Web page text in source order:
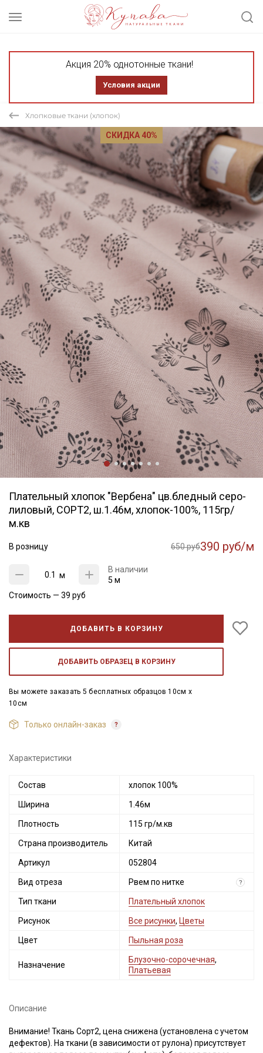
Акция 20% однотонные ткани!
Условия акции
Хлопковые ткани (хлопок)
СКИДКА 40%
Плательный хлопок "Вербена" цв.бледный серо-
лиловый, СОРТ2, ш.1.46м, хлопок-100%, 115гр/
м.кв
В розницу 650 руб390 руб/м
м
В наличии
5 м
Стоимость — 39 руб
ДОБАВИТЬ В КОРЗИНУ
ДОБАВИТЬ ОБРАЗЕЦ В КОРЗИНУ
Вы можете заказать 5 бесплатных образцов 10см x
10см
Только онлайн-заказ
Характеристики
Состав хлопок 100%
Ширина 1.46м
Плотность 115 гр/м.кв
Страна производитель Китай
Артикул 052804
Вид отреза Рвем по нитке ?
Тип ткани Плательный хлопок
Рисунок Все рисунки, Цветы
Цвет Пыльная роза
Назначение
Блузочно-сорочечная,
Платьевая
Описание
Внимание! Ткань Сорт2, цена снижена (установлена с учетом
дефектов). На ткани (в зависимости от рулона) присутствует